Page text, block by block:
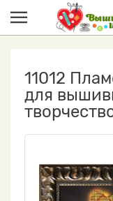
11012
для